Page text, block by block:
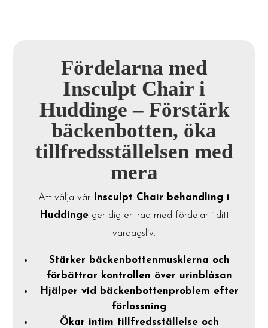
Fördelarna med
Insculpt Chair i
Huddinge – Förstärk
bäckenbotten, öka
tillfredsställelsen med
mera
Att välja vår
Insculpt Chair behandling i
Huddingeger dig en rad med fördelar i ditt
vardagsliv.
Stärker bäckenbottenmusklerna och
förbättrar kontrollen över urinblåsan
Hjälper vid bäckenbottenproblem efter
förlossning
Ökar intim tillfredsställelse och